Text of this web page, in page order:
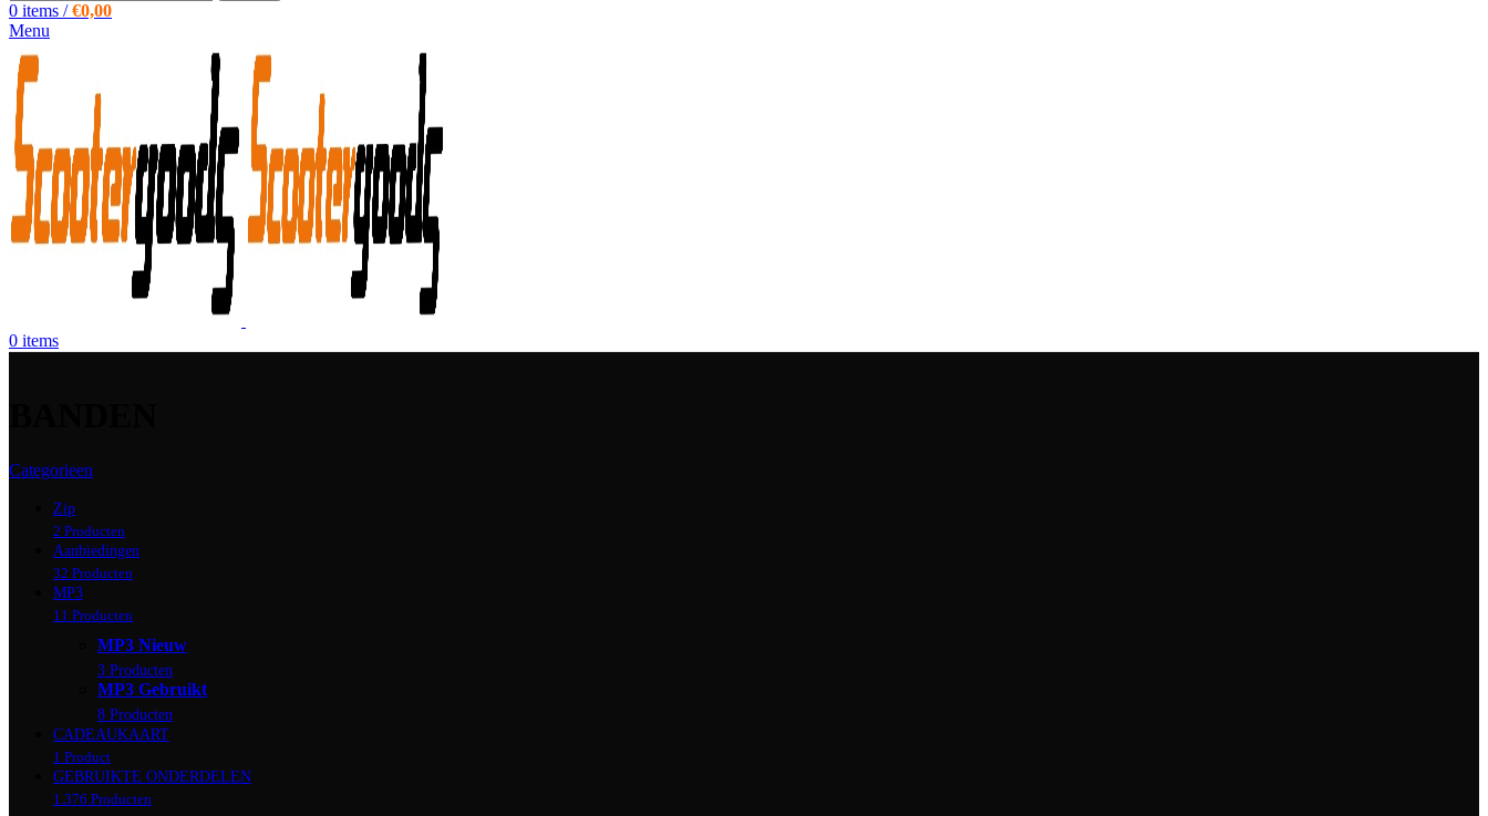
0 items / €0,00
Menu
0 items
Categorieen
Zip
2 Producten
Aanbiedingen
32 Producten
MP3
11 Producten
MP3 Nieuw
3 Producten
MP3 Gebruikt
8 Producten
CADEAUKAART
1 Product
GEBRUIKTE ONDERDELEN
1.376 Producten